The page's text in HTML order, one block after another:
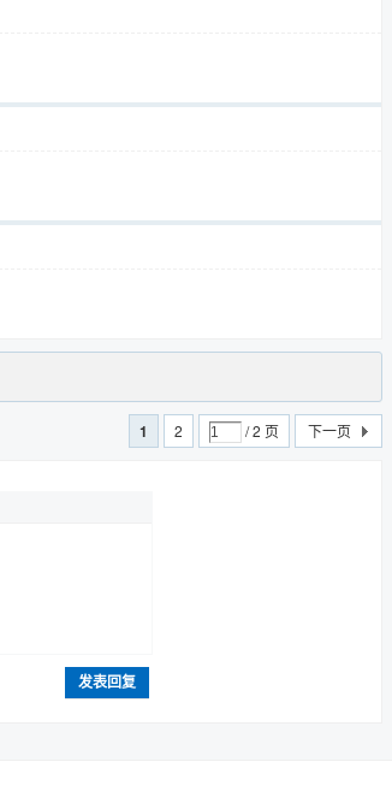
1 2 / 2 页 下一页
发表回复